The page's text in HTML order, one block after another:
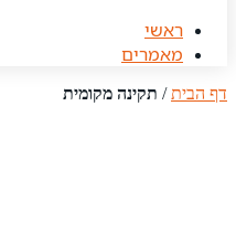
ראשי
מאמרים
דף הבית/ תקינה מקומית